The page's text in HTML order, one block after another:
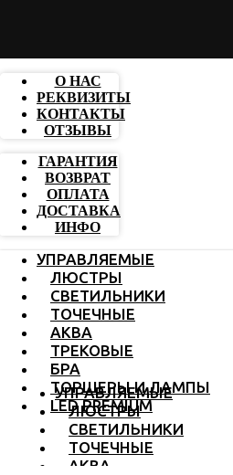
О НАС
РЕКВИЗИТЫ
КОНТАКТЫ
ОТЗЫВЫ
ГАРАНТИЯ
ВОЗВРАТ
ОПЛАТА
ДОСТАВКА
ИНФО
УПРАВЛЯЕМЫЕ
ЛЮСТРЫ
СВЕТИЛЬНИКИ
ТОЧЕЧНЫЕ
АКВА
ТРЕКОВЫЕ
БРА
ТОРШЕРЫ И ЛАМПЫ
LED PREMIUM
УПРАВЛЯЕМЫЕ
ЛЮСТРЫ
СВЕТИЛЬНИКИ
ТОЧЕЧНЫЕ
АКВА